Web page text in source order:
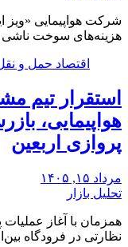
شرکت هواپیمایی «ویز
هزینه‌های سوخت ناشی
اقتصاد حمل و
استقرار تیم
هواپیمایی،
پروازی اربعین
مرداد ۱۵, ۱۴۰۵
تحلیل بازار
نظارتی در فرودگاه